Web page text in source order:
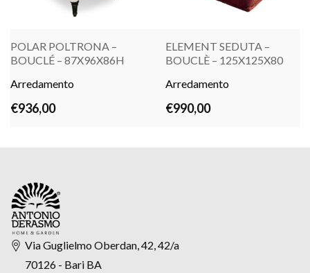
LEGGI TUTTO
POLAR POLTRONA –
BOUCLÉ – 87X96X86H
Arredamento
€936,00
LEGGI TUTTO
ELEMENT SEDUTA –
BOUCLÈ – 125X125X80
Arredamento
€990,00
Via Guglielmo Oberdan, 42, 42/a
70126 - Bari BA